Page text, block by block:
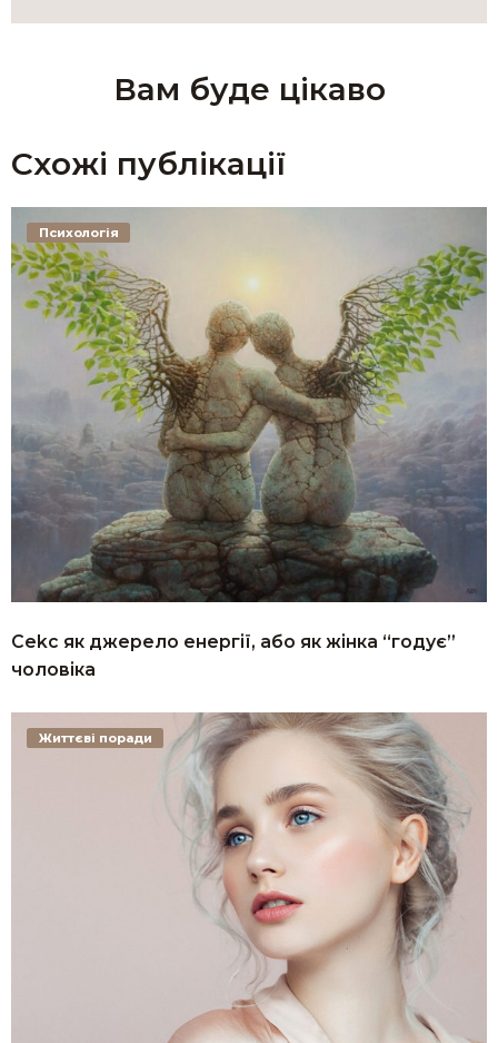
Вам буде цікаво
Схожі публікації
Сеkс як джерело енергії, або як жінка “годує”
чоловіка
Психологія
Життєві поради